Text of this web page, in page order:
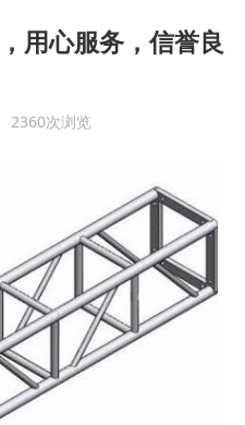
用心服务，信誉良
2360次浏览